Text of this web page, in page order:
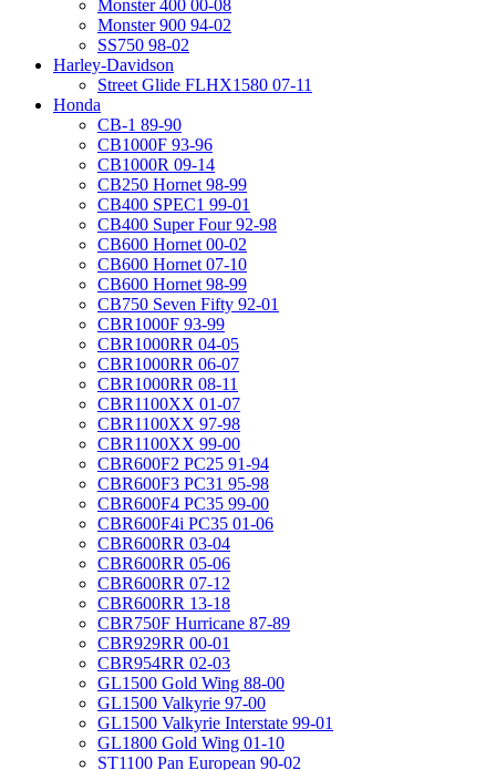
Monster 400 00-08
Monster 900 94-02
SS750 98-02
Harley-Davidson
Street Glide FLHX1580 07-11
Honda
CB-1 89-90
CB1000F 93-96
CB1000R 09-14
CB250 Hornet 98-99
CB400 SPEC1 99-01
CB400 Super Four 92-98
CB600 Hornet 00-02
CB600 Hornet 07-10
CB600 Hornet 98-99
CB750 Seven Fifty 92-01
CBR1000F 93-99
CBR1000RR 04-05
CBR1000RR 06-07
CBR1000RR 08-11
CBR1100XX 01-07
CBR1100XX 97-98
CBR1100XX 99-00
CBR600F2 PC25 91-94
CBR600F3 PC31 95-98
CBR600F4 PC35 99-00
CBR600F4i PC35 01-06
CBR600RR 03-04
CBR600RR 05-06
CBR600RR 07-12
CBR600RR 13-18
CBR750F Hurricane 87-89
CBR929RR 00-01
CBR954RR 02-03
GL1500 Gold Wing 88-00
GL1500 Valkyrie 97-00
GL1500 Valkyrie Interstate 99-01
GL1800 Gold Wing 01-10
ST1100 Pan European 90-02